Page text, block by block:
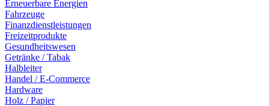
Erneuerbare Energien
Fahrzeuge
Finanzdienstleistungen
Freizeitprodukte
Gesundheitswesen
Getränke / Tabak
Halbleiter
Handel / E-Commerce
Hardware
Holz / Papier